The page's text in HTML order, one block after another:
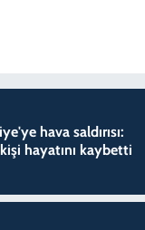
hava saldırısı:
hayatını kaybetti